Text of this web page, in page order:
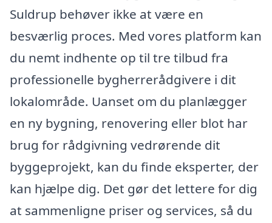
Suldrup behøver ikke at være en
besværlig proces. Med vores platform kan
du nemt indhente op til tre tilbud fra
professionelle bygherrerådgivere i dit
lokalområde. Uanset om du planlægger
en ny bygning, renovering eller blot har
brug for rådgivning vedrørende dit
byggeprojekt, kan du finde eksperter, der
kan hjælpe dig. Det gør det lettere for dig
at sammenligne priser og services, så du